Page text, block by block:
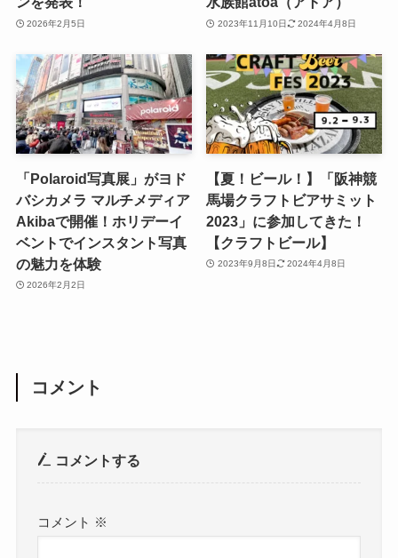
2026年2月5日 2023年11月10日 2024年4月8日
「Polaroid写真展」がヨド
バシカメラ マルチメディア
Akibaで開催！ホリデーイ
ベントでインスタント写真
の魅力を体験
2026年2月2日
【夏！ビール！】「阪神競
馬場クラフトビアサミット
2023」に参加してきた！
【クラフトビール】
2023年9月8日 2024年4月8日
コメント
コメントする
コメント ※